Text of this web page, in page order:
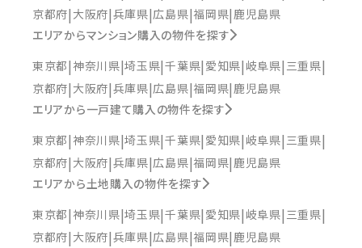
京都府 大阪府 兵庫県 広島県 福岡県 鹿児島県
エリアからマンション購入の物件を探す
東京都 神奈川県 埼玉県 千葉県 愛知県 岐阜県 三重県
京都府 大阪府 兵庫県 広島県 福岡県 鹿児島県
エリアから一戸建て購入の物件を探す
東京都 神奈川県 埼玉県 千葉県 愛知県 岐阜県 三重県
京都府 大阪府 兵庫県 広島県 福岡県 鹿児島県
エリアから土地購入の物件を探す
東京都 神奈川県 埼玉県 千葉県 愛知県 岐阜県 三重県
京都府 大阪府 兵庫県 広島県 福岡県 鹿児島県